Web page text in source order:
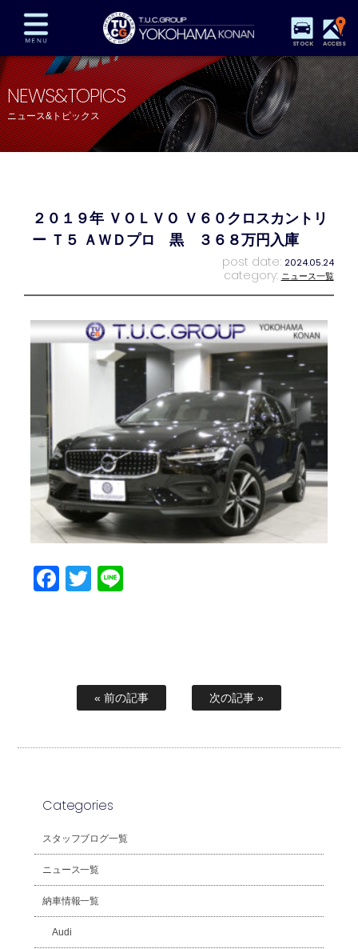
STOCK ACCESS
在庫車両情報 保証&サービス パーツリスト
TUCとは？ 店舗情報 アクセスマップ
全国納車 特別作業 注文販売
プライバシーポリシー スタッフblog 納車blog
NEWS&TOPICS
ニュース&トピックス
２０１９年 ＶＯＬＶＯ Ｖ６０クロスカントリ
ー Ｔ５ ＡＷＤプロ 黒 ３６８万円入庫
post date: 2024.05.24
category: ニュース一覧
Facebook
Twitter
« 前の記事 次の記事 »
Categories
スタッフブログ一覧
ニュース一覧
納車情報一覧
Audi